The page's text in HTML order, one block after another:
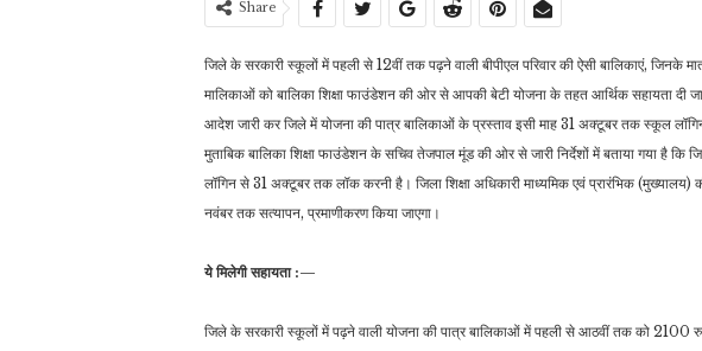
Share
जिले के सरकारी स्कूलों में पहली से 12वीं तक पढ़ने वाली बीपीएल परिवार की ऐसी बालिकाएं, जिनके
मालिकाओं को बालिका शिक्षा फाउंडेशन की ओर से आपकी बेटी योजना के तहत आर्थिक सहायता दी
आदेश जारी कर जिले में योजना की पात्र बालिकाओं के प्रस्ताव इसी माह 31 अक्टूबर तक स्कूल
मुताबिक बालिका शिक्षा फाउंडेशन के सचिव तेजपाल मूंड की ओर से जारी निर्देशों में बताया गया है
लॉगिन से 31 अक्टूबर तक लॉक करनी है। जिला शिक्षा अधिकारी माध्यमिक एवं प्रारंभिक (मुख्यालय)
नवंबर तक सत्यापन, प्रमाणीकरण किया जाएगा।
ये मिलेगी सहायता :—
जिले के सरकारी स्कूलों में पढ़ने वाली योजना की पात्र बालिकाओं में पहली से आठवीं तक को